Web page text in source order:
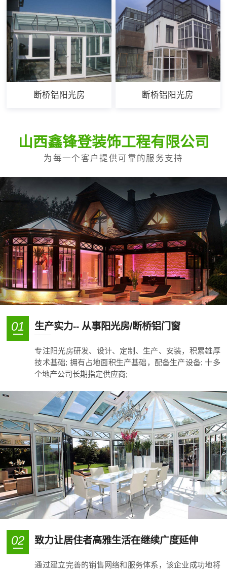
断桥铝阳光房 断桥铝阳光房
山西鑫锋登装饰工程有限公司
为每一个客户提供可靠的服务支持
01 生产实力-- 从事阳光房/断桥铝门窗
专注阳光房研发、设计、定制、生产、安装，积累雄厚
技术基础; 拥有占地面积生产基础，配备生产设备; 十多
个地产公司长期指定供应商;
02 致力让居住者高雅生活在继续广度延伸
通过建立完善的销售网络和服务体系，该企业成功地将